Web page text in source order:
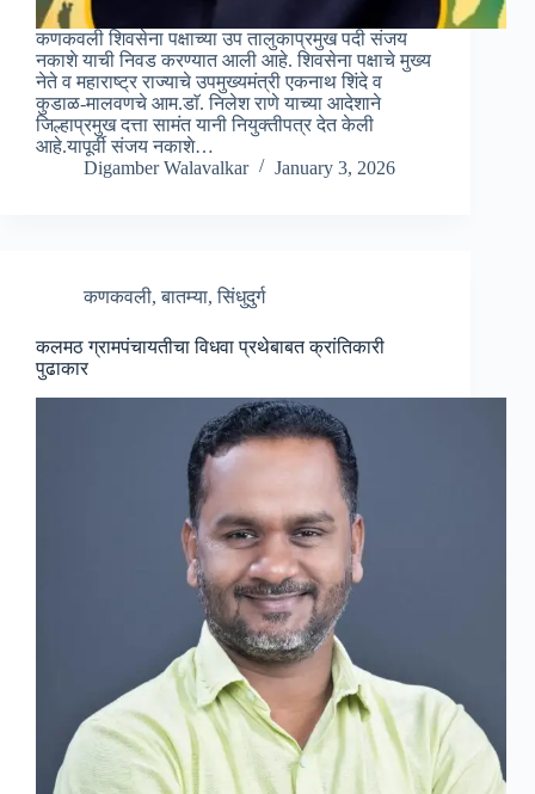
कणकवली शिवसेना पक्षाच्या उप तालुकाप्रमुख पदी संजय
नकाशे याची निवड करण्यात आली आहे. शिवसेना पक्षाचे मुख्य
नेते व महाराष्ट्र राज्याचे उपमुख्यमंत्री एकनाथ शिंदे व
कुडाळ-मालवणचे आम.डाॅ. निलेश राणे याच्या आदेशाने
जिल्हाप्रमुख दत्ता सामंत यानी नियुक्तीपत्र देत केली
आहे.यापूर्वी संजय नकाशे…
Digamber Walavalkar
January 3, 2026
कणकवली,बातम्या,सिंधुदुर्ग
कलमठ ग्रामपंचायतीचा विधवा प्रथेबाबत क्रांतिकारी
पुढाकार